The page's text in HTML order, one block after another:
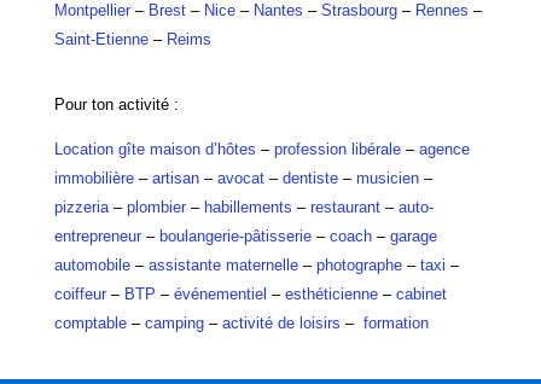
Montpellier– Brest– Nice– Nantes – Strasbourg– Rennes –
Saint-Etienne– Reims
Pour ton activité :
Location gîte maison d’hôtes – profession libérale– agence
immobilière– artisan– avocat– dentiste– musicien–
pizzeria– plombier– habillements – restaurant– auto-
entrepreneur– boulangerie-pâtisserie– coach– garage
automobile– assistante maternelle– photographe– taxi –
coiffeur– BTP – événementiel – esthéticienne– cabinet
comptable– camping– activité de loisirs – formation